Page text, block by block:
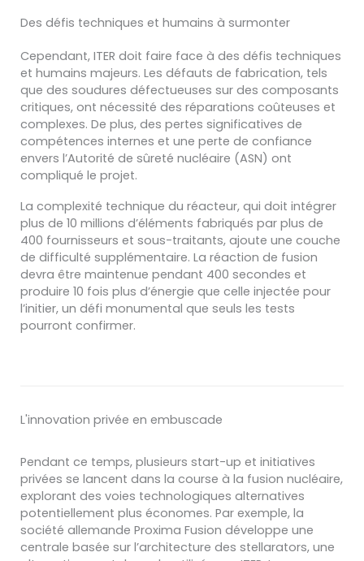
Des défis techniques et humains à surmonter
Cependant, ITER doit faire face à des défis techniques
et humains majeurs. Les défauts de fabrication, tels
que des soudures défectueuses sur des composants
critiques, ont nécessité des réparations coûteuses et
complexes. De plus, des pertes significatives de
compétences internes et une perte de confiance
envers l’Autorité de sûreté nucléaire (ASN) ont
compliqué le projet.
La complexité technique du réacteur, qui doit intégrer
plus de 10 millions d’éléments fabriqués par plus de
400 fournisseurs et sous-traitants, ajoute une couche
de difficulté supplémentaire. La réaction de fusion
devra être maintenue pendant 400 secondes et
produire 10 fois plus d’énergie que celle injectée pour
l’initier, un défi monumental que seuls les tests
pourront confirmer.
L'innovation privée en embuscade
Pendant ce temps, plusieurs start-up et initiatives
privées se lancent dans la course à la fusion nucléaire,
explorant des voies technologiques alternatives
potentiellement plus économes. Par exemple, la
société allemande Proxima Fusion développe une
centrale basée sur l’architecture des stellarators, une